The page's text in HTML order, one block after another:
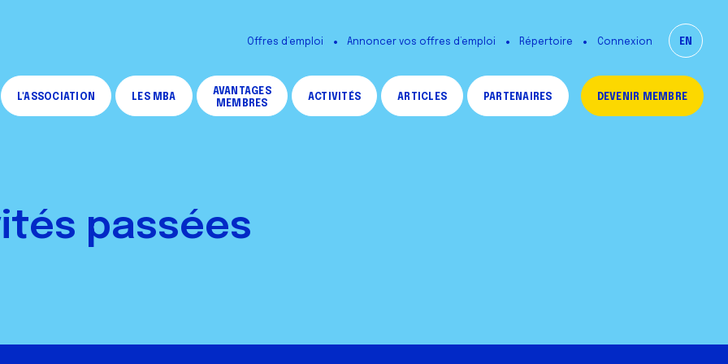
Offres d’emploi Annoncer vos offres d’emploi Répertoire Connexion EN
L'ASSOCIATION LES MBA
AVANTAGES
MEMBRES
ACTIVITÉS ARTICLES PARTENAIRES DEVENIR MEMBRE
passées